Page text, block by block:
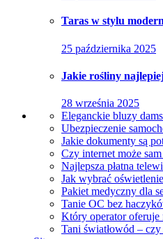
Taras w stylu
25 października 2025
Jakie rośliny
28 września 2025
Eleganckie bluzy
Ubezpieczenie
Jakie dokumenty są
Czy internet może
Najlepsza płatna
Jak wybrać
Pakiet medyczny dla
Tanie OC bez
Który operator oferuje
Tani światłowód –